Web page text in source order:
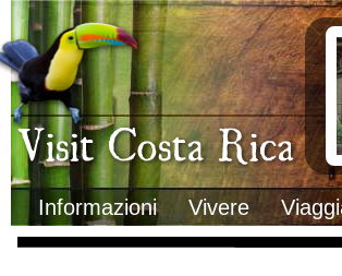
Visit Costa Rica
Informazioni Vivere
Clima
Geografia
Informazioni Geografiche
Letteratura e cultura
Gastronomia
Lo sapevi che
Musica
Natura
Storia
Trasporti Interni